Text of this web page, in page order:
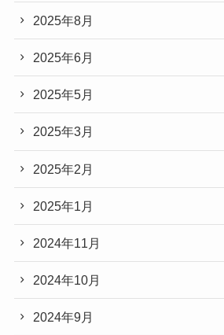
2025年8月
2025年6月
2025年5月
2025年3月
2025年2月
2025年1月
2024年11月
2024年10月
2024年9月